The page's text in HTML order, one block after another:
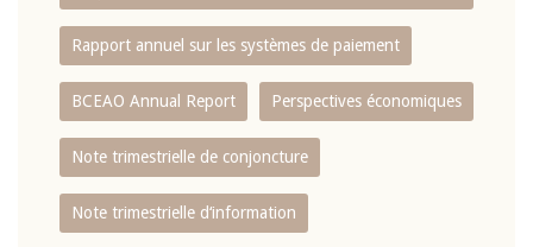
Rapport annuel sur les systèmes de paiement
BCEAO Annual Report Perspectives économiques
Note trimestrielle de conjoncture
Note trimestrielle d‘information